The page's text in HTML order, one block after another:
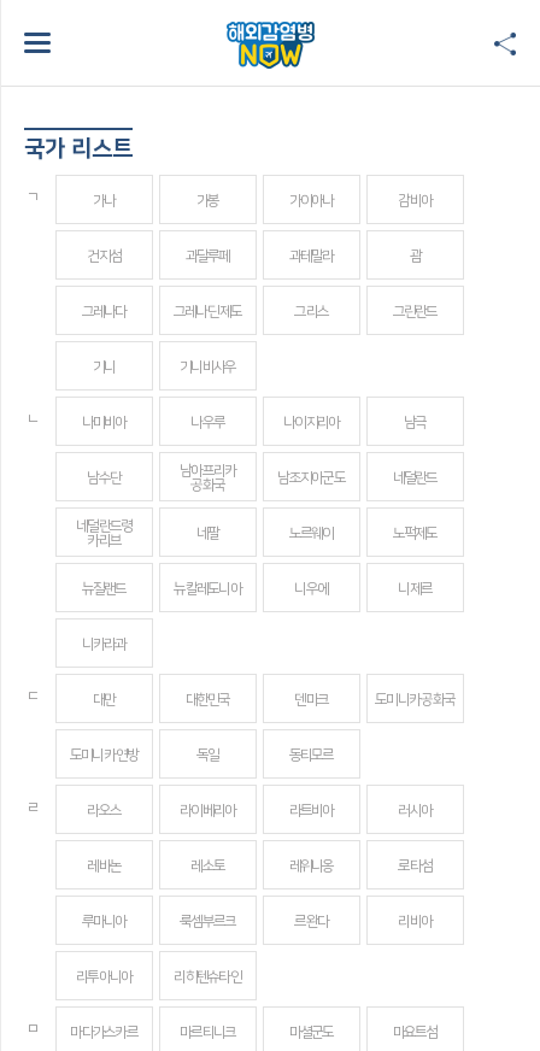
국가 리스트
ㄱ 가나 가봉 가이아나 감비아
건지섬 과달루페 과테말라 괌
그레나다 그레나딘 제도 그리스 그린란드
기니 기니비사우
ㄴ 나미비아 나우루 나이지리아 남극
남수단
남아프리카
공화국
남조지아군도 네덜란드
네덜란드령
카리브
네팔 노르웨이 노퍽제도
뉴질랜드 뉴칼레도니아 니우에 니제르
니카라과
ㄷ 대만 대한민국 덴마크 도미니카 공화국
도미니카 연방 독일 동티모르
ㄹ 라오스 라이베리아 라트비아 러시아
레바논 레소토 레위니옹 로타섬
루마니아 룩셈부르크 르완다 리비아
리투아니아 리히텐슈타인
ㅁ 마다가스카르 마르티니크 마셜군도 마요트섬